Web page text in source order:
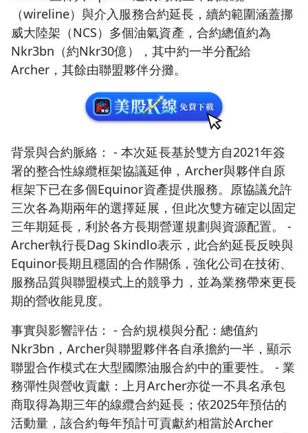
（wireline）與介入服務合約延長，續約範圍涵蓋挪
威大陸架（NCS）多個油氣資產，合約總值約為
Nkr3bn（約Nkr30億），其中約一半分配給
Archer，其餘由聯盟夥伴分攤。
背景與合約脈絡： - 本次延長基於雙方自2021年簽
署的整合性線纜框架協議延伸，Archer與夥伴自原
框架下已在多個Equinor資產提供服務。原協議允許
三次各為期兩年的選擇延展，但此次雙方確定以固定
三年期延長，利於各方長期營運規劃與資源配置。 -
Archer執行長Dag Skindlo表示，此合約延長反映與
Equinor長期且穩固的合作關係，強化公司在技術、
服務品質與聯盟模式上的競爭力，並為業務帶來更長
期的營收能見度。
事實與影響評估： - 合約規模與分配：總值約
Nkr3bn，Archer與聯盟夥伴各自承擔約一半，顯示
聯盟合作模式在大型國際油服合約中的重要性。 - 業
務彈性與營收貢獻：上月Archer亦從一不具名承包
商取得為期三年的線纜合約延長；依2025年預估的
活動量，該合約每年預計可貢獻約相當於Archer